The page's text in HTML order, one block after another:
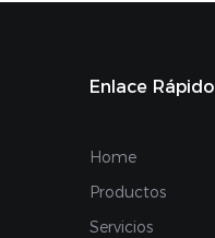
Enlace Rápido
Home
Productos
Servicios